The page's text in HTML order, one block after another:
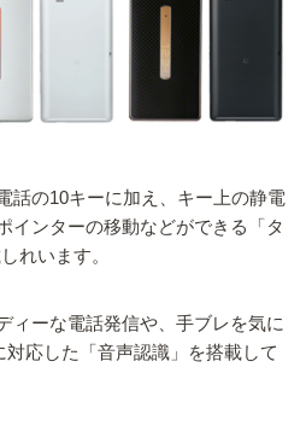
話の10キーに加え、キー上の静電
インターの移動などができる「タ
れいます。
ィーな電話発信や、手ブレを気に
応した「音声認識」を搭載して